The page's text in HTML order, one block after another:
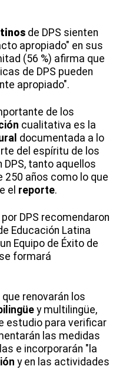
de DPS sienten
apropiado" en sus
(56 %) afirma que
de DPS pueden
apropiado".
de los
cualitativa es la
documentada a lo
del espíritu de los
DPS, tanto aquellos
250 años como lo que
el reporte.
DPS recomendaron
Educación Latina
Equipo de Éxito de
formará
renovarán los
y multilingüe,
estudio para verificar
las medidas
e incorporarán "la
y en las actividades